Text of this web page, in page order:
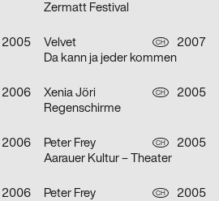
Zermatt Festival
2005
Velvet CH
2007
Da kann ja jeder kommen
2006
Xenia Jöri CH
2005
Regenschirme
2006
Peter Frey CH
2005
Aarauer Kultur – Theater
2006
Peter Frey CH
2005